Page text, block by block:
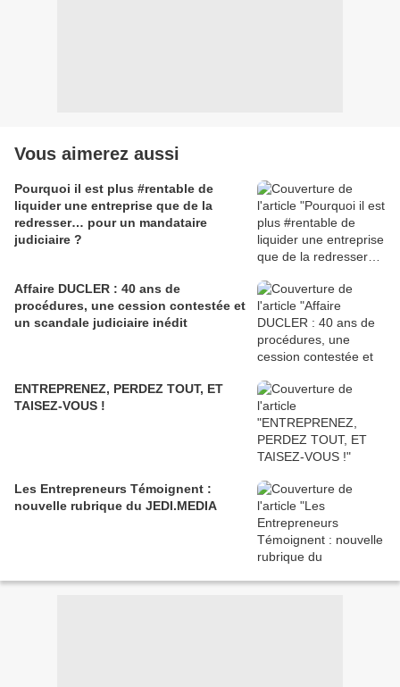
Vous aimerez aussi
Pourquoi il est plus #rentable de
liquider une entreprise que de la
redresser… pour un mandataire
judiciaire ?
Affaire DUCLER : 40 ans de
procédures, une cession contestée et
un scandale judiciaire inédit
ENTREPRENEZ, PERDEZ TOUT, ET
TAISEZ-VOUS !
Les Entrepreneurs Témoignent :
nouvelle rubrique du JEDI.MEDIA